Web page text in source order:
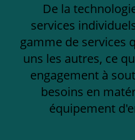
De la
services
gamme de services
uns les autres, ce
engagement à
besoins en
équipement